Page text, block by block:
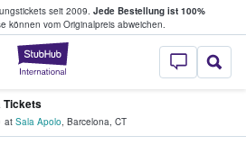
seit 2009. Jede Bestellung ist 100%
können vom Originalpreis abweichen.
StubHub - Wo
& verkaufen
Tickets
at Sala Apolo, Barcelona, CT